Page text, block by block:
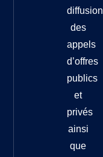
diffusion
des
appels
d’offres
publics
et
privés
ainsi
que